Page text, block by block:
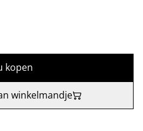
kopen
winkelmandje